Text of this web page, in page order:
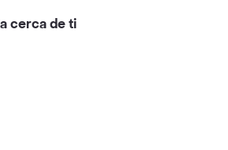
cerca de ti